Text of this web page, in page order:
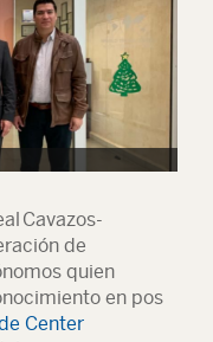
Cavazos-
de
quien
en pos
Center